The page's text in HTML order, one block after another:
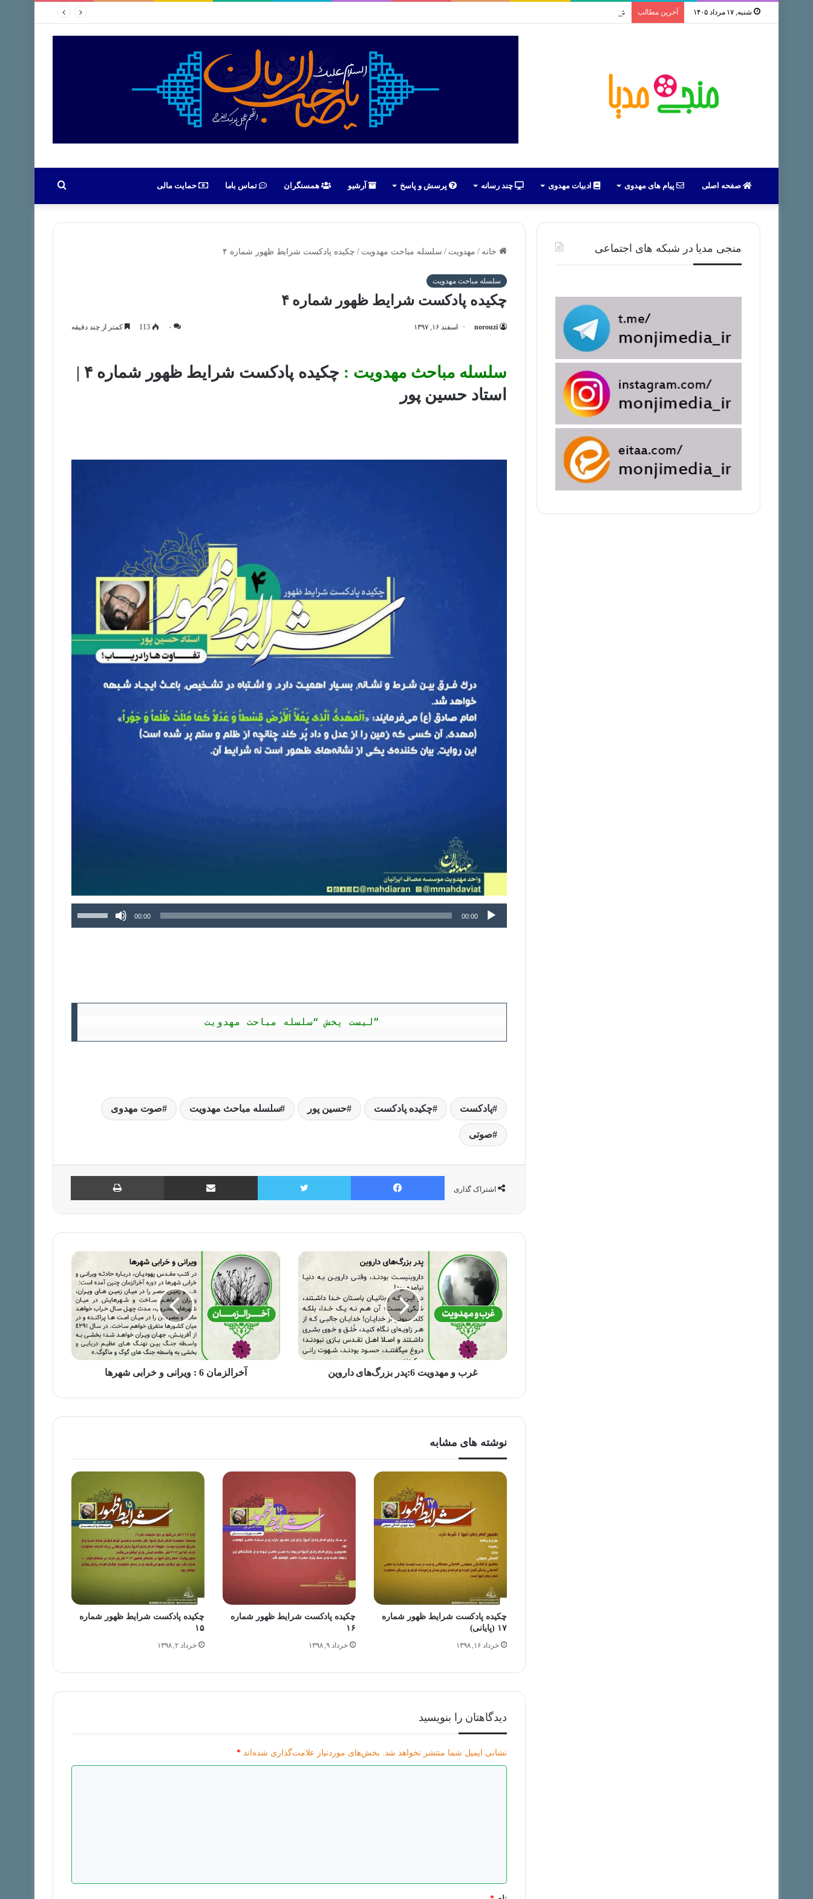
شنبه, ۱۷ مرداد ۱۴۰۵ آخرین مطالب علل و پیامدهای بازداشت رهبران حسینیون آذربایجان در ایران | علی اکبر رائفی پور
صفحه اصلی پیام های مهدوی ادبیات مهدوی چند رسانه پرسش و پاسخ آرشیو همسنگران تماس باما حمایت مالی
خانه / مهدویت / سلسله مباحث مهدویت / چکیده پادکست شرایط ظهور شماره ۴
سلسله مباحث مهدویت
چکیده پادکست شرایط ظهور شماره ۴
norouzi اسفند ۱۶, ۱۳۹۷ ۰ 113 کمتر از چند دقیقه
سلسله مباحث مهدویت :
چکیده پادکست شرایط ظهور شماره ۴ |
استاد حسین پور
پخش‌کننده
00:00
00:00 برای
صدا
لیست پخش “سلسله مباحث مهدویت”
پادکست چکیده پادکست حسین پور سلسله مباحث مهدویت صوت مهدوی
صوتی
اشتراک گذاری
فیسبوک توییتر اشتراک با ایمیل
غرب و مهدویت 6:پدر بزرگ‌های داروین آخرالزمان 6 : ویرانی و خرابی شهرها
نوشته های مشابه
چکیده پادکست شرایط ظهور شماره
۱۷ (پایانی)
خرداد ۱۶, ۱۳۹۸
چکیده پادکست شرایط ظهور شماره
۱۶
خرداد ۹, ۱۳۹۸
چکیده پادکست شرایط ظهور شماره
۱۵
خرداد ۲, ۱۳۹۸
دیدگاهتان را بنویسید
نشانی ایمیل شما منتشر نخواهد شد. بخش‌های موردنیاز علامت‌گذاری شده‌اند *
*
منجی مدیا در شبکه های اجتماعی